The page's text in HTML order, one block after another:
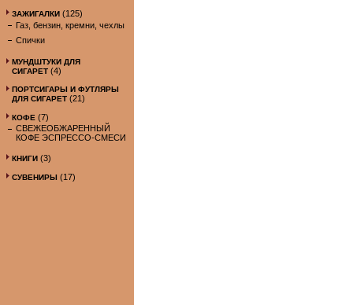
ЗАЖИГАЛКИ (125)
Газ, бензин, кремни, чехлы
Спички
МУНДШТУКИ ДЛЯ
СИГАРЕТ (4)
ПОРТСИГАРЫ И ФУТЛЯРЫ
ДЛЯ СИГАРЕТ (21)
КОФЕ (7)
СВЕЖЕОБЖАРЕННЫЙ
КОФЕ ЭСПРЕССО-СМЕСИ
КНИГИ (3)
СУВЕНИРЫ (17)